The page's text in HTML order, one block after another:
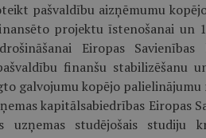
pašvaldību aizņēmumu
projektu īstenošanai un
Eiropas
finanšu stabilizēšanu
galvojumu kopējo
kapitālsabiedrības Eiropas
uzņemas studējošais studiju